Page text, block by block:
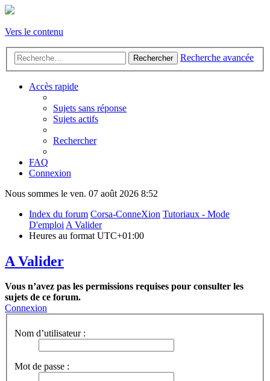
Vers le contenu
Rechercher Recherche avancée
Accès rapide
Sujets sans réponse
Sujets actifs
Rechercher
FAQ
Connexion
Nous sommes le ven. 07 août 2026 8:52
Index du forum Corsa-ConneXion Tutoriaux - Mode
D'emploi A Valider
Heures au format UTC+01:00
A Valider
Vous n’avez pas les permissions requises pour consulter les
sujets de ce forum.
Connexion
Nom d’utilisateur :
Mot de passe :